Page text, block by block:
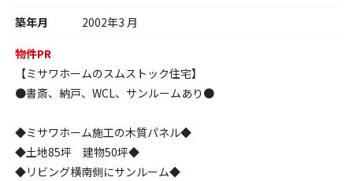
築年月
2002年3 月
物件PR
【ミサワホームのスムストック住宅】
●書斎、納戸、WCL、サンルームあり●
◆ミサワホーム施工の木質パネル◆
◆土地85坪 建物50坪◆
◆リビング横南側にサンルーム◆